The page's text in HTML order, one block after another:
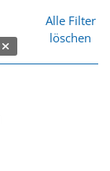
Alle Filter
löschen